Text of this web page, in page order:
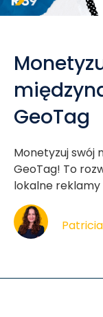
GeoTag
Monetyzuj swój
GeoTag! To
lokalne